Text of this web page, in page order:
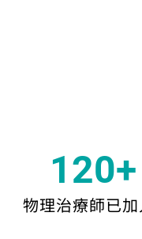
120+
物理治療師已